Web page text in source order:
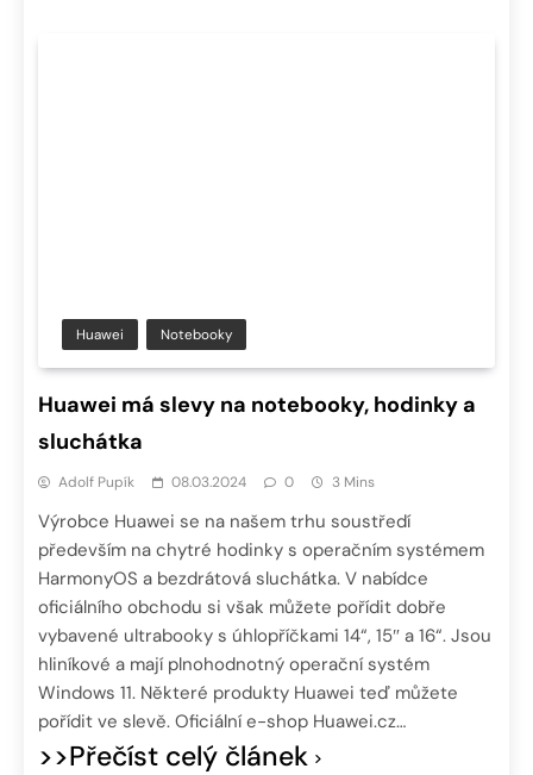
Huawei Notebooky
Huawei má slevy na notebooky, hodinky a
sluchátka
Adolf Pupík 08.03.2024 0 3 Mins
Výrobce Huawei se na našem trhu soustředí
především na chytré hodinky s operačním systémem
HarmonyOS a bezdrátová sluchátka. V nabídce
oficiálního obchodu si však můžete pořídit dobře
vybavené ultrabooky s úhlopříčkami 14“, 15″ a 16“. Jsou
hliníkové a mají plnohodnotný operační systém
Windows 11. Některé produkty Huawei teď můžete
pořídit ve slevě. Oficiální e-shop Huawei.cz…
>>Přečíst celý článek